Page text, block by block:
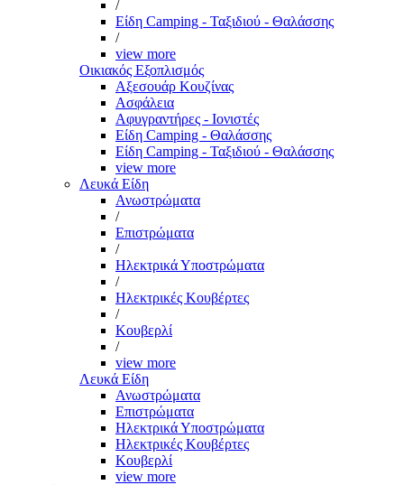
/
Είδη Camping - Ταξιδιού - Θαλάσσης
/
view more
Οικιακός Εξοπλισμός
Αξεσουάρ Κουζίνας
Ασφάλεια
Αφυγραντήρες - Ιονιστές
Είδη Camping - Θαλάσσης
Είδη Camping - Ταξιδιού - Θαλάσσης
view more
Λευκά Είδη
Ανωστρώματα
/
Επιστρώματα
/
Ηλεκτρικά Υποστρώματα
/
Ηλεκτρικές Κουβέρτες
/
Κουβερλί
/
view more
Λευκά Είδη
Ανωστρώματα
Επιστρώματα
Ηλεκτρικά Υποστρώματα
Ηλεκτρικές Κουβέρτες
Κουβερλί
view more